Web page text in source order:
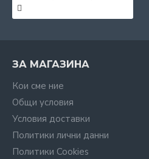
ЗА МАГАЗИНА
Кои сме ние
Общи условия
Условия доставки
Политики лични данни
Политики Cookies